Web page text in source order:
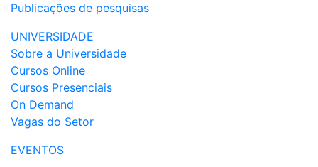
Publicações de pesquisas
UNIVERSIDADE
Sobre a Universidade
Cursos Online
Cursos Presenciais
On Demand
Vagas do Setor
EVENTOS